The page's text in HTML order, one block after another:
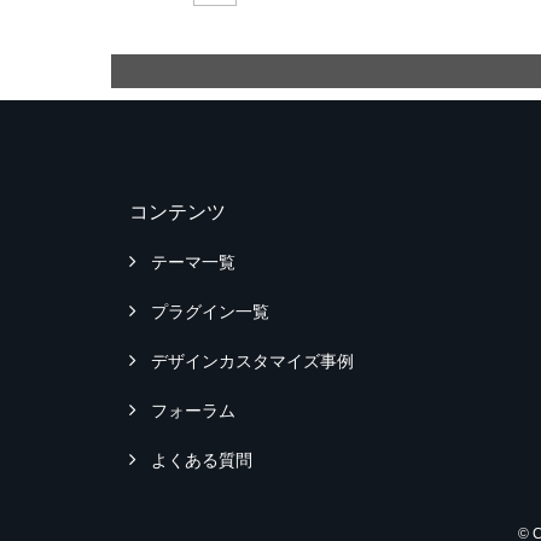
コンテンツ
テーマ一覧
プラグイン一覧
デザインカスタマイズ事例
フォーラム
よくある質問
©